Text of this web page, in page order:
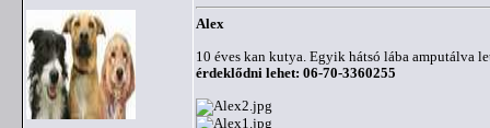
Alex
10 éves kan kutya. Egyik hátsó lába amputálva
érdeklődni lehet: 06-70-3360255